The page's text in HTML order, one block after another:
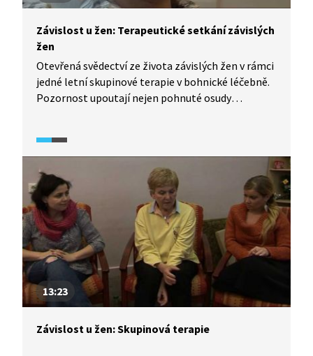
Závislost u žen: Terapeutické setkání závislých
žen
Otevřená svědectví ze života závislých žen v rámci
jedné letní skupinové terapie v bohnické léčebně.
Pozornost upoutají nejen pohnuté osudy
reagují, nabízejí si vzájemně řešení, povzbuzují se,
jiné se bojí, že už své problémy vyřešit nedokážou.
13:23
Závislost u žen: Skupinová terapie